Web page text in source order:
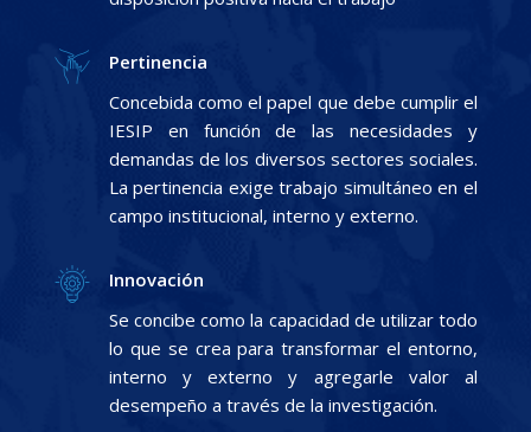
Pertinencia
Concebida como el papel que debe cumplir el
IESIP en función de las necesidades y
demandas de los diversos sectores sociales.
La pertinencia exige trabajo simultáneo en el
campo institucional, interno y externo.
Innovación
Se concibe como la capacidad de utilizar todo
lo que se crea para transformar el entorno,
interno y externo y agregarle valor al
desempeño a través de la investigación.